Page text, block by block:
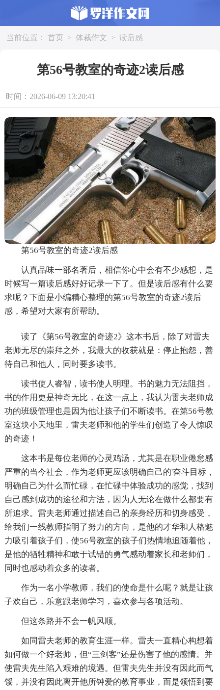
当前位置： 首页 > 体裁作文 > 读后感
第56号教室的奇迹2读后感
时间：2026-06-09 13:20:41
第56号教室的奇迹2读后感
认真品味一部名著后，相信你心中会有不少感想，是
时候写一篇读后感好好记录一下了。但是读后感有什么要
求呢？下面是小编精心整理的第56号教室的奇迹2读后
感，希望对大家有所帮助。
读了《第56号教室的奇迹2》这本书后，除了对雷夫
老师无尽的崇拜之外，我最大的收获就是：停止抱怨，善
待自己和他人，同时要多读书。
读书使人睿智，读书使人明理。书的魅力无法阻挡，
书的作用更是神奇无比，在这一点上，我认为雷夫老师成
功的班级管理也是因为他让孩子们不断读书。在第56号教
室这块小天地里，雷夫老师和他的学生们创造了令人惊叹
的奇迹！
这本书是每位老师的心灵鸡汤，尤其是在职业倦怠感
严重的当今社会，作为老师更应该明确自己的'奋斗目标，
明确自己为什么而忙碌，在忙碌中体验成功的感觉，找到
自己感到成功的途径和方法，因为人无论在做什么都要有
所追求。雷夫老师通过描述自己的亲身经历和切身感受，
给我们一线教师指明了努力的方向，是他的才华和人格魅
力吸引着孩子们，使56号教室的孩子们热情地追随着他，
是他的牺牲精神和敢于试错的勇气感动着家长和老师们，
同时也感动着众多的读者。
作为一名小学教师，我们的使命是什么呢？就是让孩
子欢自己，乐意跟老师学习，喜欢参与各项活动。
但这条路并不会一帆风顺。
如同雷夫老师的教育生涯一样。雷夫一直精心构想着
如何做一个好老师，但“三剑客”还是伤害了他的感情。并
使雷夫先生陷入艰难的境遇。但雷夫先生并没有因此而气
馁，并没有因此离开他所钟爱的教育事业，而是领悟到要